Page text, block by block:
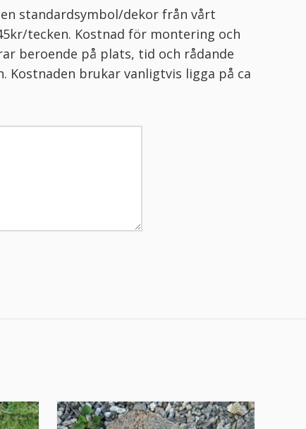
standardsymbol/dekor från vårt
tecken. Kostnad för montering och
beroende på plats, tid och rådande
Kostnaden brukar vanligtvis ligga på ca